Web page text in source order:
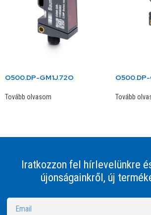
O500.DP-GM1J.72O
Tovább olvasom
O500.DP-
Tovább
Iratkozzon fel hírlevelünkre
újonságainkről, új